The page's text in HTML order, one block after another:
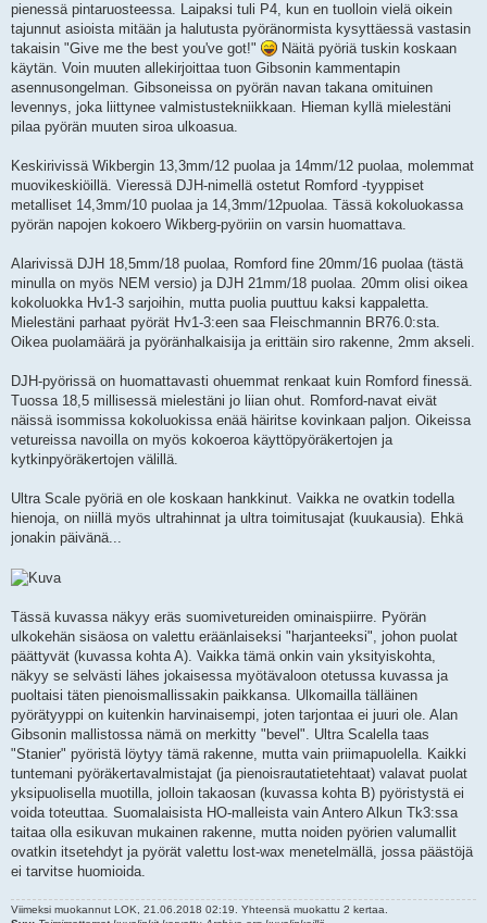
pienessä pintaruosteessa. Laipaksi tuli P4, kun en tuolloin vielä oikein
tajunnut asioista mitään ja halutusta pyöränormista kysyttäessä vastasin
takaisin "Give me the best you've got!"
Näitä pyöriä tuskin koskaan
käytän. Voin muuten allekirjoittaa tuon Gibsonin kammentapin
asennusongelman. Gibsoneissa on pyörän navan takana omituinen
levennys, joka liittynee valmistustekniikkaan. Hieman kyllä mielestäni
pilaa pyörän muuten siroa ulkoasua.
Keskirivissä Wikbergin 13,3mm/12 puolaa ja 14mm/12 puolaa, molemmat
muovikeskiöillä. Vieressä DJH-nimellä ostetut Romford -tyyppiset
metalliset 14,3mm/10 puolaa ja 14,3mm/12puolaa. Tässä kokoluokassa
pyörän napojen kokoero Wikberg-pyöriin on varsin huomattava.
Alarivissä DJH 18,5mm/18 puolaa, Romford fine 20mm/16 puolaa (tästä
minulla on myös NEM versio) ja DJH 21mm/18 puolaa. 20mm olisi oikea
kokoluokka Hv1-3 sarjoihin, mutta puolia puuttuu kaksi kappaletta.
Mielestäni parhaat pyörät Hv1-3:een saa Fleischmannin BR76.0:sta.
Oikea puolamäärä ja pyöränhalkaisija ja erittäin siro rakenne, 2mm akseli.
DJH-pyörissä on huomattavasti ohuemmat renkaat kuin Romford finessä.
Tuossa 18,5 millisessä mielestäni jo liian ohut. Romford-navat eivät
näissä isommissa kokoluokissa enää häiritse kovinkaan paljon. Oikeissa
vetureissa navoilla on myös kokoeroa käyttöpyöräkertojen ja
kytkinpyöräkertojen välillä.
Ultra Scale pyöriä en ole koskaan hankkinut. Vaikka ne ovatkin todella
hienoja, on niillä myös ultrahinnat ja ultra toimitusajat (kuukausia). Ehkä
jonakin päivänä...
Tässä kuvassa näkyy eräs suomivetureiden ominaispiirre. Pyörän
ulkokehän sisäosa on valettu eräänlaiseksi "harjanteeksi", johon puolat
päättyvät (kuvassa kohta A). Vaikka tämä onkin vain yksityiskohta,
näkyy se selvästi lähes jokaisessa myötävaloon otetussa kuvassa ja
puoltaisi täten pienoismallissakin paikkansa. Ulkomailla tälläinen
pyörätyyppi on kuitenkin harvinaisempi, joten tarjontaa ei juuri ole. Alan
Gibsonin mallistossa nämä on merkitty "bevel". Ultra Scalella taas
"Stanier" pyöristä löytyy tämä rakenne, mutta vain priimapuolella. Kaikki
tuntemani pyöräkertavalmistajat (ja pienoisrautatietehtaat) valavat puolat
yksipuolisella muotilla, jolloin takaosan (kuvassa kohta B) pyöristystä ei
voida toteuttaa. Suomalaisista HO-malleista vain Antero Alkun Tk3:ssa
taitaa olla esikuvan mukainen rakenne, mutta noiden pyörien valumallit
ovatkin itsetehdyt ja pyörät valettu lost-wax menetelmällä, jossa päästöjä
ei tarvitse huomioida.
Viimeksi muokannut LOK , 21.06.2018 02:19. Yhteensä muokattu 2 kertaa.